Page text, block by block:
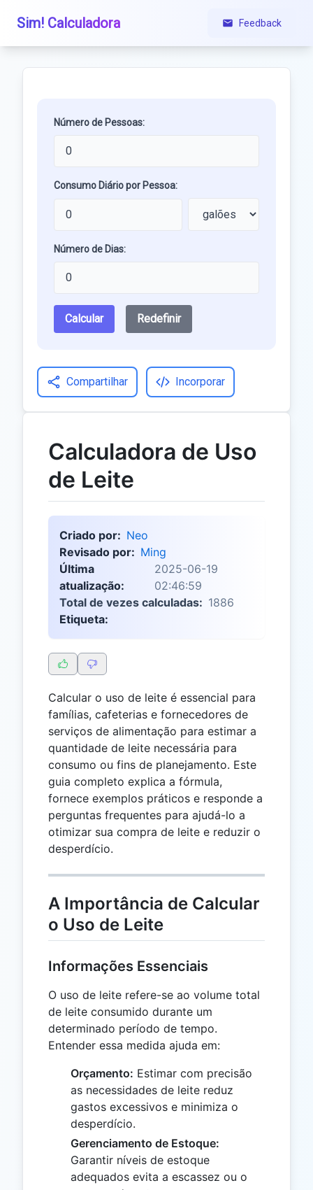
Sim! Calculadora Feedback
Número de Pessoas:
Consumo Diário por Pessoa:
Número de Dias:
Calcular Redefinir
Compartilhar Incorporar
Calculadora de Uso
de Leite
Criado por: Neo
Revisado por: Ming
Última
atualização:
2025-06-19
02:46:59
Total de vezes calculadas: 1886
Etiqueta:
Calcular o uso de leite é essencial para
famílias, cafeterias e fornecedores de
serviços de alimentação para estimar a
quantidade de leite necessária para
consumo ou fins de planejamento. Este
guia completo explica a fórmula,
fornece exemplos práticos e responde a
perguntas frequentes para ajudá-lo a
otimizar sua compra de leite e reduzir o
desperdício.
A Importância de Calcular
o Uso de Leite
Informações Essenciais
O uso de leite refere-se ao volume total
de leite consumido durante um
determinado período de tempo.
Entender essa medida ajuda em:
Orçamento: Estimar com precisão
as necessidades de leite reduz
gastos excessivos e minimiza o
desperdício.
Gerenciamento de Estoque:
Garantir níveis de estoque
adequados evita a escassez ou o